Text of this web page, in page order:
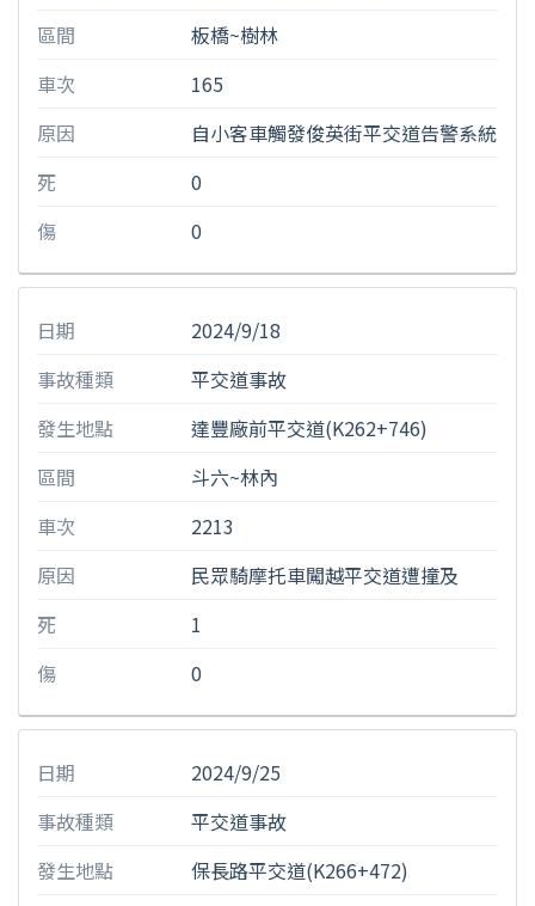
區間
板橋~樹林
車次
165
原因
自小客車觸發俊英街平交道告警系統
死
0
傷
0
日期
2024/9/18
事故種類
平交道事故
發生地點
達豐廠前平交道(K262+746)
區間
斗六~林內
車次
2213
原因
民眾騎摩托車闖越平交道遭撞及
死
1
傷
0
日期
2024/9/25
事故種類
平交道事故
發生地點
保長路平交道(K266+472)